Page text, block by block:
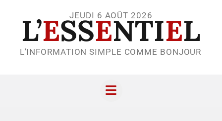
JEUDI 6 AOÛT 2026
L’ESSENTIEL
L’INFORMATION SIMPLE COMME BONJOUR